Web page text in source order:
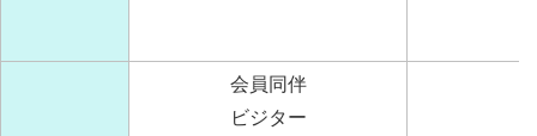
会員同伴
ビジター